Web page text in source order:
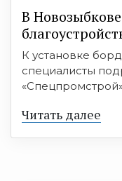
В
К установке
специалисты
Читать далее